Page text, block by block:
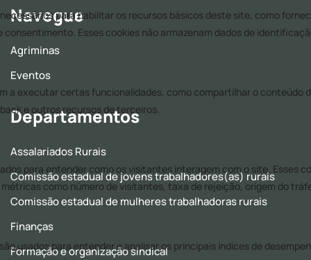
Navegue
Agriminas
Eventos
Departamentos
Assalariados Rurais
Comissão estadual de jovens trabalhadores(as) rurais
Comissão estadual de mulheres trabalhadoras rurais
Finanças
Formação e organização sindical